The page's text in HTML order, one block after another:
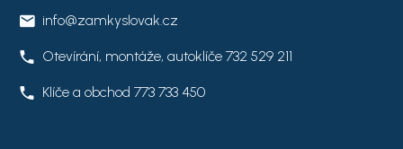
info@zamkyslovak.cz
Otevírání, montáže, autoklíče 732 529 211
Klíče a obchod 773 733 450